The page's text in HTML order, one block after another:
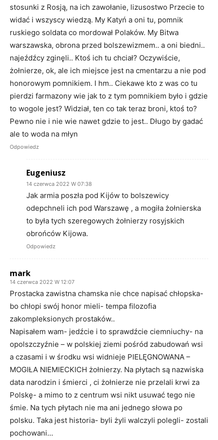
stosunki z Rosją, na ich zawołanie, lizusostwo Przecie to
widać i wszyscy wiedzą. My Katyń a oni tu, pomnik
ruskiego soldata co mordował Polaków. My Bitwa
warszawska, obrona przed bolszewizmem.. a oni biedni..
najeźdźcy zginęli.. Ktoś ich tu chciał? Oczywiście,
żołnierze, ok, ale ich miejsce jest na cmentarzu a nie pod
honorowym pomnikiem. I hm.. Ciekawe kto z was co tu
pierdzi farmazony wie jak to z tym pomnikiem było i gdzie
to wogole jest? Widział, ten co tak teraz broni, ktoś to?
Pewno nie i nie wie nawet gdzie to jest.. Długo by gadać
ale to woda na młyn
Odpowiedz
Eugeniusz
14 czerwca 2022 W 07:38
Jak armia poszła pod Kijów to bolszewicy
odepchneli ich pod Warszawę , a mogiła żołnierska
to była tych szeregowych żołnierzy rosyjskich
obrońców Kijowa.
Odpowiedz
mark
14 czerwca 2022 W 12:07
Prostacka zawistna chamska nie chce napisać chłopska-
bo chłopi swój honor mieli- tempa filozofia
zakompleksionych prostaków..
Napisałem wam- jedźcie i to sprawdźcie ciemniuchy- na
opolszczyźnie – w polskiej ziemi pośród zabudowań wsi
a czasami i w środku wsi widnieje PIELĘGNOWANA –
MOGIŁA NIEMIECKICH żołnierzy. Na płytach są nazwiska
data narodzin i śmierci , ci żołnierze nie przelali krwi za
Polskę- a mimo to z centrum wsi nikt usuwać tego nie
śmie. Na tych płytach nie ma ani jednego słowa po
polsku. Taka jest historia- byli żyli walczyli polegli- zostali
pochowani…